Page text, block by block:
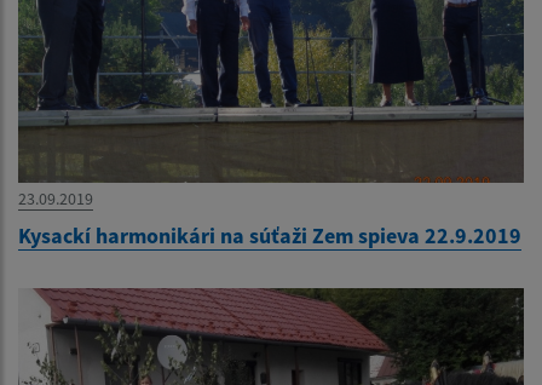
23.09.2019
Kysackí harmonikári na súťaži Zem spieva 22.9.2019